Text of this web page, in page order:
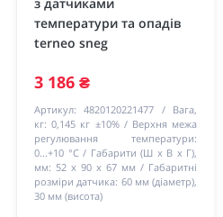
температури та опадів
terneo sneg
3 186 ₴
Артикул: 4820120221477
Вага,
кг: 0,145 кг ±10%
Верхня межа
регулювання температури:
0...+10 °С
Габарити (Ш х В х Г),
мм: 52 х 90 х 67 мм
Габаритні
розміри датчика: 60 мм (діаметр),
30 мм (висота)